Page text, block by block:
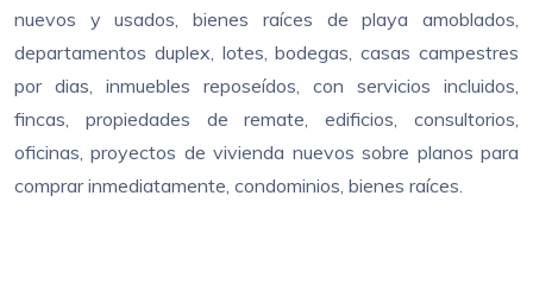
nuevos y usados, bienes raíces de playa amoblados,
departamentos duplex, lotes, bodegas, casas campestres
por dias, inmuebles reposeídos, con servicios incluidos,
fincas, propiedades de remate, edificios, consultorios,
oficinas, proyectos de vivienda nuevos sobre planos para
comprar inmediatamente, condominios, bienes raíces.